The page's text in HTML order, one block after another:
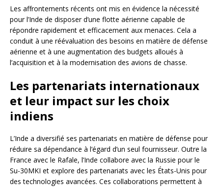
Les affrontements récents ont mis en évidence la nécessité
pour l’Inde de disposer d’une flotte aérienne capable de
répondre rapidement et efficacement aux menaces. Cela a
conduit à une réévaluation des besoins en matière de défense
aérienne et à une augmentation des budgets alloués à
l’acquisition et à la modernisation des avions de chasse.
Les partenariats internationaux
et leur impact sur les choix
indiens
L’Inde a diversifié ses partenariats en matière de défense pour
réduire sa dépendance à l’égard d’un seul fournisseur. Outre la
France avec le Rafale, l’Inde collabore avec la Russie pour le
Su-30MKI et explore des partenariats avec les États-Unis pour
des technologies avancées. Ces collaborations permettent à